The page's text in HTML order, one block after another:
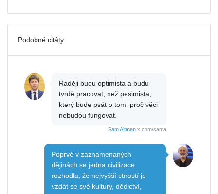
Podobné citáty
Raději budu optimista a budu
tvrdě pracovat, než pesimista,
který bude psát o tom, proč věci
nebudou fungovat.
Sam Altman x.com/sama
Poprvé v zaznamenaných
dějinách se jedna civilizace
rozhodla, že nejvyšší ctností je
vzdát se své kultury, dědictví,